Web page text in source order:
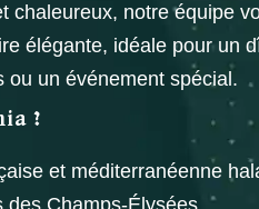
chaleureux, notre équipe
élégante, idéale pour un
ou un événement spécial.
?
et méditerranéenne